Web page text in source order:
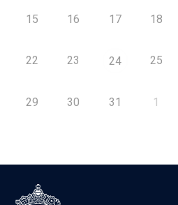
15 16 17 18
22 23 24 25
29 30 31 1